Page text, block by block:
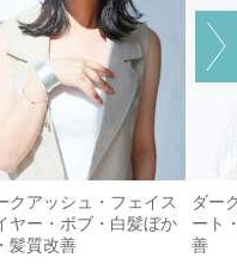
クアッシュ・フェイス
ヤー・ボブ・白髪ぼか
髪質改善
ダー
ート
善